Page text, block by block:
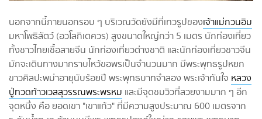
นอกจากนี้ภายนอกรอบ ๆ บริเวณวัดยังมีที่เทวรูปของเจ้าแม่กวนอิม
มหาโพธิสัตว์ (อวโลกิเตศวร) สูงขนาดใหญ่กว่า 5 เมตร นักท่องเที่ยว
ทั้งชาวไทยเชื้อสายจีน นักท่องเที่ยวต่างชาติ และนักท่องเที่ยวชาวจีน
มักจะเดินทางมากราบไหว้ขอพรเป็นจำนวนมาก มีพระพุทธรูปหยก
ขาวศิลปะพม่าอายุนับร้อยปี พระพุทธบาทจำลอง พระเจ้าทันใจ หลวง
ปู่ทวดท้าวเวสสุวรรณพระพรหม และมีจุดชมวิวที่สวยงามมาก ๆ อีก
จุดหนึ่ง คือ ยอดเขา "เขาแก้ว" ที่มีความสูงประมาณ 600 เมตรจาก